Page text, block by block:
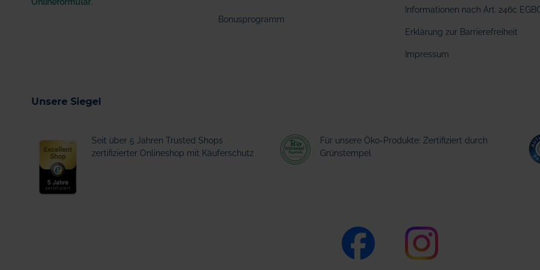
Bonusprogramm
Informationen nach Art. 246c
Erklärung zur Barrierefreiheit
Impressum
Unsere Siegel
Seit über 5 Jahren Trusted Shops
zertifizierter Onlineshop mit Käuferschutz
Für unsere Öko-Produkte: Zertifiziert durch
Grünstempel